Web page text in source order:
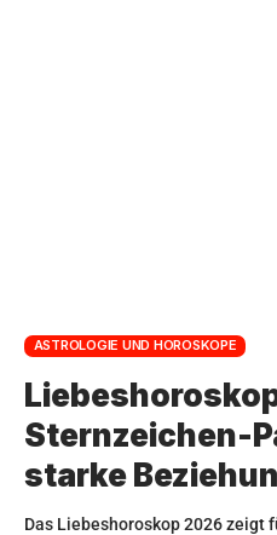
ASTROLOGIE UND HOROSKOPE
Sternzeichen-
starke
Das Liebeshoroskop 2026 zeigt